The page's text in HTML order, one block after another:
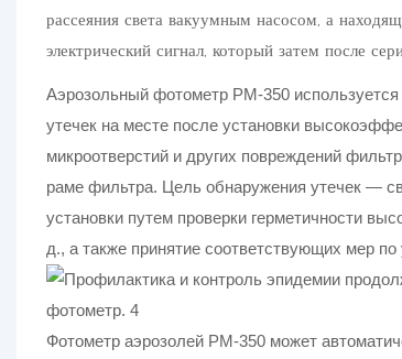
рассеяния света вакуумным насосом, а
электрический сигнал, который затем после
Аэрозольный фотометр PM-350
утечек на месте после установки
микроотверстий и других повреждений
раме фильтра. Цель обнаружения утечек —
установки путем проверки герметичности
д., а также принятие соответствующих мер
Фотометр аэрозолей PM-350 может